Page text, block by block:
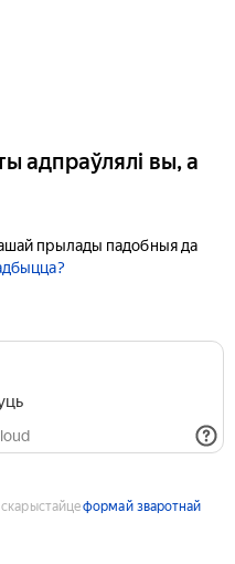
адпраўлялі вы, а
прылады падобныя да
скарыстайцеформай зваротнай